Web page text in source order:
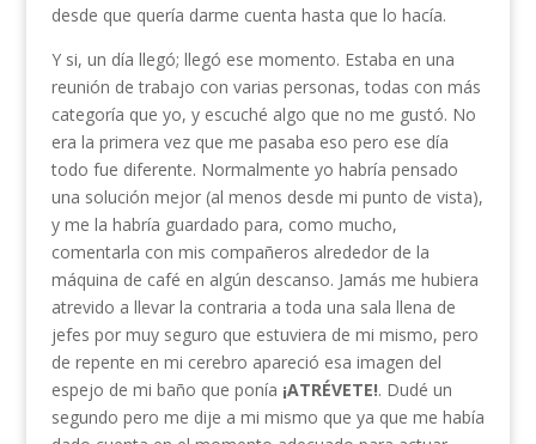
desde que quería darme cuenta hasta que lo hacía.
Y si, un día llegó; llegó ese momento. Estaba en una
reunión de trabajo con varias personas, todas con más
categoría que yo, y escuché algo que no me gustó. No
era la primera vez que me pasaba eso pero ese día
todo fue diferente. Normalmente yo habría pensado
una solución mejor (al menos desde mi punto de vista),
y me la habría guardado para, como mucho,
comentarla con mis compañeros alrededor de la
máquina de café en algún descanso. Jamás me hubiera
atrevido a llevar la contraria a toda una sala llena de
jefes por muy seguro que estuviera de mi mismo, pero
de repente en mi cerebro apareció esa imagen del
espejo de mi baño que ponía ¡ATRÉVETE!. Dudé un
segundo pero me dije a mi mismo que ya que me había